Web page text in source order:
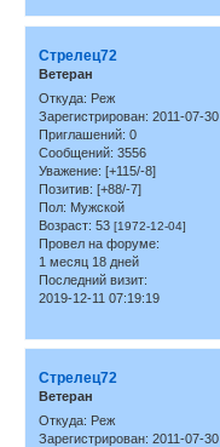
Стрелец72
Ветеран
Откуда: Реж
Зарегистрирован: 2011-07-30
Приглашений: 0
Сообщений: 3556
Уважение: [+115/-8]
Позитив: [+88/-7]
Пол: Мужской
Возраст: 53 [1972-12-04]
Провел на форуме:
1 месяц 18 дней
Последний визит:
2019-12-11 07:19:19
Стрелец72
Ветеран
Откуда: Реж
Зарегистрирован: 2011-07-30